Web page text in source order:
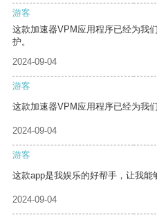
游客
这款加速器VPM应用程序已经为我
护。
2024-09-04
游客
这款加速器VPM应用程序已经为我
2024-09-04
游客
这款app是我娱乐的好帮手，让我能
2024-09-04